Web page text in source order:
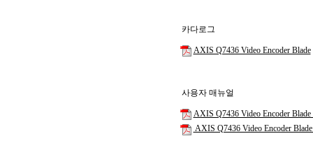
카다로그
AXIS Q7436 Video Encoder Blade
사용자 매뉴얼
AXIS Q7436 Video Encoder
AXIS Q7436 Video Encoder